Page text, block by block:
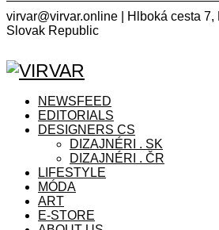
virvar@virvar.online | Hlboká cesta 7,
Slovak Republic
NEWSFEED
EDITORIALS
DESIGNERS CS
DIZAJNÉRI . SK
DIZAJNÉRI . ČR
LIFESTYLE
MÓDA
ART
E-STORE